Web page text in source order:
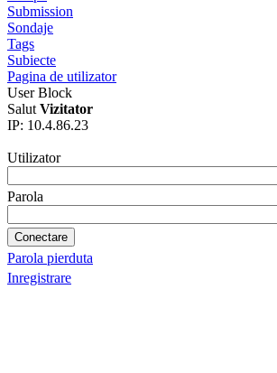
Submission
Sondaje
Tags
Subiecte
Pagina de utilizator
User Block
Salut Vizitator
IP: 10.4.86.23
Utilizator
Parola
Parola pierduta
Inregistrare